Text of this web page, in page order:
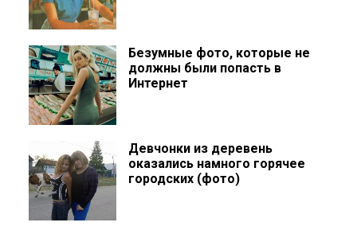
Безумные фото, которые не
должны были попасть в
Интернет
Девчонки из деревень
оказались намного горячее
городских (фото)